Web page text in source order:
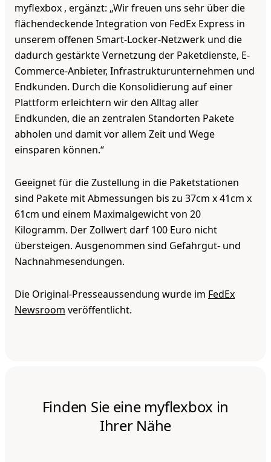
myflexbox , ergänzt: „Wir freuen uns sehr über die
flächendeckende Integration von FedEx Express in
unserem offenen Smart-Locker-Netzwerk und die
dadurch gestärkte Vernetzung der Paketdienste, E-
Commerce-Anbieter, Infrastrukturunternehmen und
Endkunden. Durch die Konsolidierung auf einer
Plattform erleichtern wir den Alltag aller
Endkunden, die an zentralen Standorten Pakete
abholen und damit vor allem Zeit und Wege
einsparen können.“
Geeignet für die Zustellung in die Paketstationen
sind Pakete mit Abmessungen bis zu 37cm x 41cm x
61cm und einem Maximalgewicht von 20
Kilogramm. Der Zollwert darf 100 Euro nicht
übersteigen. Ausgenommen sind Gefahrgut- und
Nachnahmesendungen.
Die Original-Presseaussendung wurde im FedEx
Newsroom veröffentlicht.
Finden Sie eine myflexbox in
Ihrer Nähe